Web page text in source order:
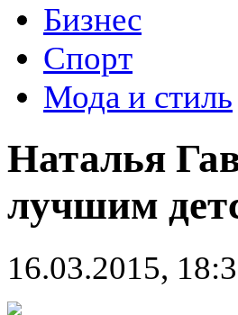
Бизнес
Спорт
Мода и стиль
Наталья
лучшим
16.03.2015,